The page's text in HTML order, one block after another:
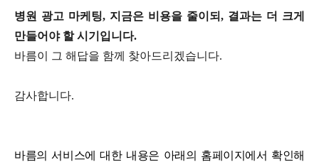
병원 광고 마케팅, 지금은 비용을 줄이되, 결과는 더 크게
만들어야 할 시기입니다.
바름이 그 해답을 함께 찾아드리겠습니다.
감사합니다.
바름의 서비스에 대한 내용은 아래의 홈페이지에서 확인해